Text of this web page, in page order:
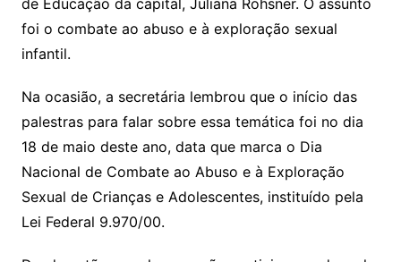
p o
foi o combate ao abuso e à exploração sexual
infantil.
Na ocasião, a secretária lembrou que o início das
palestras para falar sobre essa temática foi no dia
18 de maio deste ano, data que marca o Dia
Nacional de Combate ao Abuso e à Exploração
Sexual de Crianças e Adolescentes, instituído pela
Lei Federal 9.970/00.